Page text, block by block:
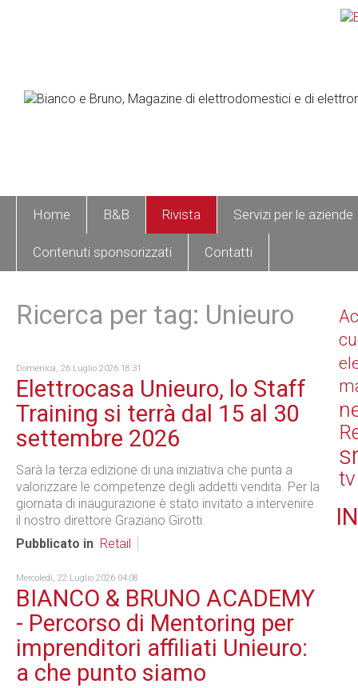
Home B&B Rivista Servizi per le aziende
Contenuti sponsorizzati Contatti
Ricerca per tag: Unieuro
Domenica, 26 Luglio 2026 18:31
Elettrocasa Unieuro, lo Staff
Training si terrà dal 15 al 30
settembre 2026
Sarà la terza edizione di una iniziativa che punta a
valorizzare le competenze degli addetti vendita. Per la
giornata di inaugurazione è stato invitato a intervenire
il nostro direttore Graziano Girotti.
Pubblicato in Retail
Mercoledì, 22 Luglio 2026 04:08
BIANCO & BRUNO ACADEMY
- Percorso di Mentoring per
imprenditori affiliati Unieuro:
a che punto siamo
tv
IN